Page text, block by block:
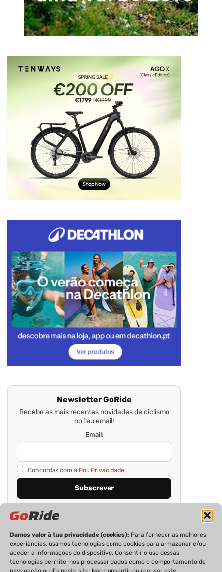
Damos valor à tua privacidade (cookies): Para fornecer as melhores
experiências, usamos tecnologias como cookies para armazenar e/ou
aceder a informações do dispositivo. Consentir o uso dessas
tecnologias permite-nos processar dados como o comportamento de
navegação ou IDs neste site. Não consentir ou recusar este
Newsletter GoRide
Recebe as mais recentes novidades de ciclismo
no teu email!
Email:
Concordas com a Pol. Privacidade.